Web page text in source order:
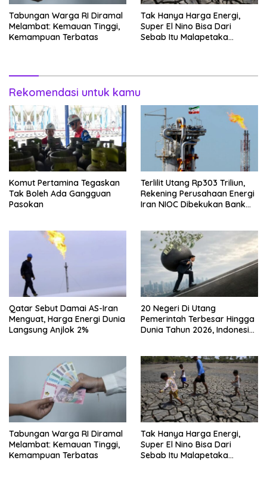
Tabungan Warga RI Diramal
Melambat: Kemauan Tinggi,
Kemampuan Terbatas
Tak Hanya Harga Energi,
Super El Nino Bisa Dari
Sebab Itu Malapetaka
Rekomendasi untuk kamu
Komut Pertamina Tegaskan
Tak Boleh Ada Gangguan
Pasokan
Terlilit Utang Rp303 Triliun,
Rekening Perusahaan Energi
Iran NIOC Dibekukan Bank
Qatar Sebut Damai AS-Iran
Menguat, Harga Energi Dunia
Langsung Anjlok 2%
20 Negeri Di Utang
Pemerintah Terbesar Hingga
Dunia Tahun 2026, Indonesia
Tabungan Warga RI Diramal
Melambat: Kemauan Tinggi,
Kemampuan Terbatas
Tak Hanya Harga Energi,
Super El Nino Bisa Dari
Sebab Itu Malapetaka